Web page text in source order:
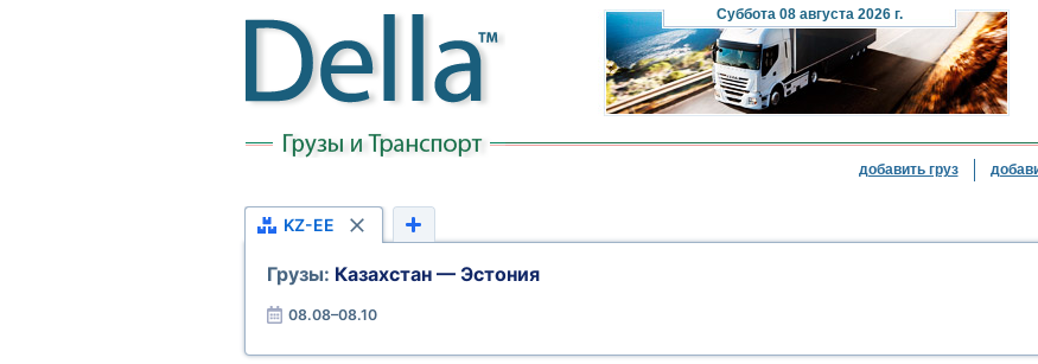
Суббота08 августа 2026 г.
добавить груз
KZ-EE
Грузы: Казахстан — Эстония
08.08–08.10